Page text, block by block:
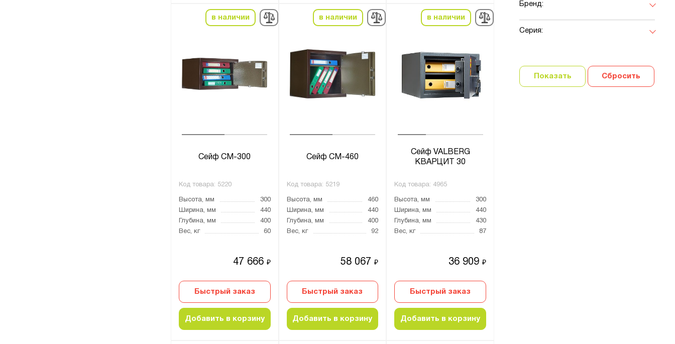
в наличии
Сейф СМ-300
Код товара: 5220
Высота, мм
300
Ширина, мм
440
Глубина, мм
400
Вес, кг
60
47 666 ₽
Быстрый заказ
Добавить в корзину
в наличии
Сейф СМ-460
Код товара: 5219
Высота, мм
460
Ширина, мм
440
Глубина, мм
400
Вес, кг
92
58 067₽
Быстрый заказ
Добавить в корзину
в наличии
Сейф VALBERG
КВАРЦИТ 30
Код товара: 4965
Высота, мм
300
Ширина, мм
440
Глубина, мм
430
Вес, кг
87
36 909 ₽
Быстрый заказ
Добавить в корзину
Бренд:
Серия:
Показать Сбросить